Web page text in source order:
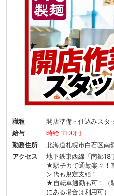
職種
開店準備・仕込みスタ
給与
時給 1100円
勤務住所
北海道札幌市白石区南
アクセス
地下鉄東西線「南郷18
★駅チカで通勤楽々！
ン代も規定支給！
★自転車通勤も可！（
にある場合は利用可）